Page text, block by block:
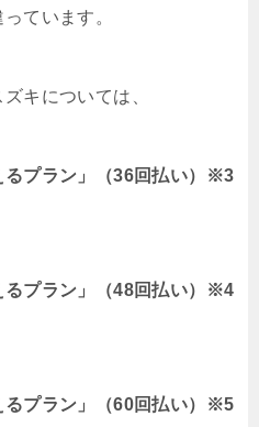
ています。
キについては、
るプラン」（36回払い）※3
るプラン」（48回払い）※4
るプラン」（60回払い）※5